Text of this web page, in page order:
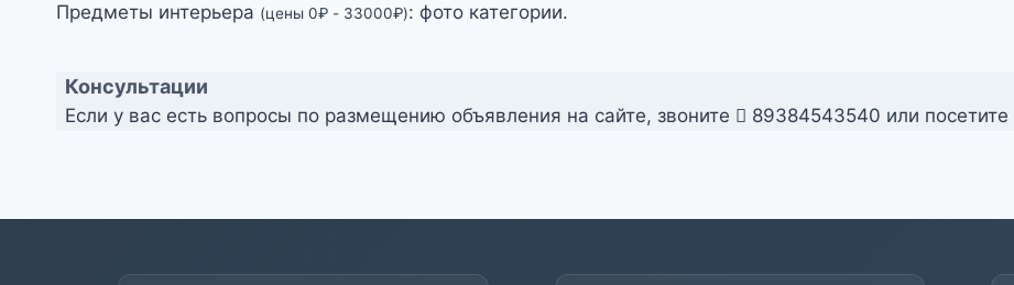
Предметы интерьера (цены 0₽ - 33000₽): фото категории.
Консультации
Если у вас есть вопросы по размещению объявления на сайте, звоните 89384543540 или посетите